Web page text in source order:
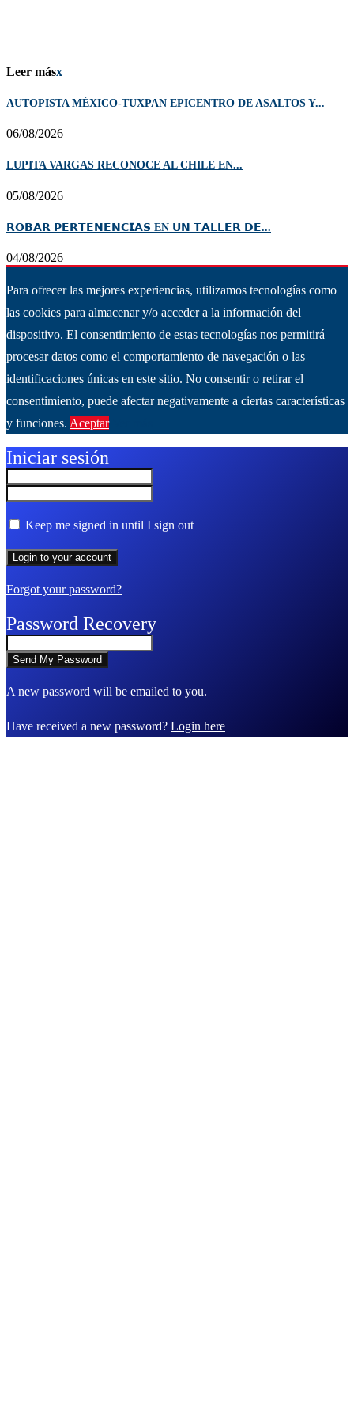
Leer másx
AUTOPISTA MÉXICO-TUXPAN EPICENTRO DE ASALTOS Y...
06/08/2026
LUPITA VARGAS RECONOCE AL CHILE EN...
05/08/2026
𝗥𝗢𝗕𝗔𝗥 𝗣𝗘𝗥𝗧𝗘𝗡𝗘𝗡𝗖𝗜𝗔𝗦 EN 𝗨𝗡 𝗧𝗔𝗟𝗟𝗘𝗥 𝗗𝗘...
04/08/2026
Para ofrecer las mejores experiencias, utilizamos tecnologías como
las cookies para almacenar y/o acceder a la información del
dispositivo. El consentimiento de estas tecnologías nos permitirá
procesar datos como el comportamiento de navegación o las
identificaciones únicas en este sitio. No consentir o retirar el
consentimiento, puede afectar negativamente a ciertas características
y funciones. Aceptar
Iniciar sesión
Keep me signed in until I sign out
Forgot your password?
Password Recovery
A new password will be emailed to you.
Have received a new password? Login here